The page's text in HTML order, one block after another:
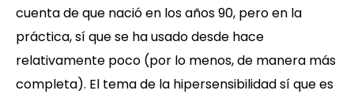
cuenta de que nació en los años 90, pero en la
práctica, sí que se ha usado desde hace
relativamente poco (por lo menos, de manera más
completa). El tema de la hipersensibilidad sí que es